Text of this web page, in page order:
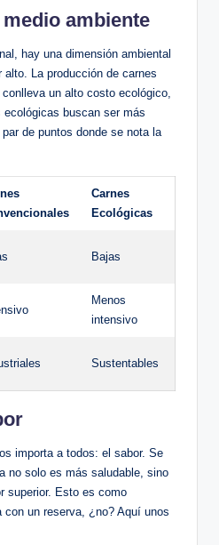
ambiente
hay una dimensión ambiental
alto. La producción de carnes
un alto costo ecológico,
buscan ser más
de puntos donde se nota la
Carnes
Ecológicas
Bajas
Menos
intensivo
Sustentables
importa a todos: el sabor. Se
no solo es más saludable, sino
superior. Esto es como
un reserva, ¿no? Aquí unos